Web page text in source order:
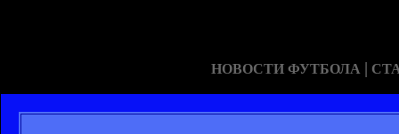
НОВОСТИ ФУТБОЛА |